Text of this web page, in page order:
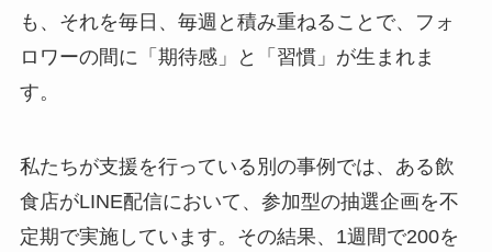
も、それを毎日、毎週と積み重ねることで、フォ
ロワーの間に「期待感」と「習慣」が生まれま
す。
私たちが支援を行っている別の事例では、ある飲
食店がLINE配信において、参加型の抽選企画を不
定期で実施しています。その結果、1週間で200を